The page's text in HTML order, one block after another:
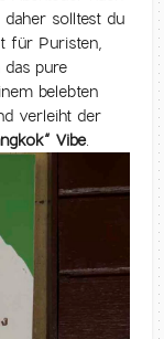
solltest du
für Puristen,
pure
belebten
verleiht der
Vibe.